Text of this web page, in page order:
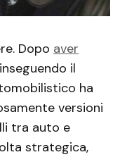
Dopo aver
inseguendo il
ha
versioni
tra auto e
strategica,